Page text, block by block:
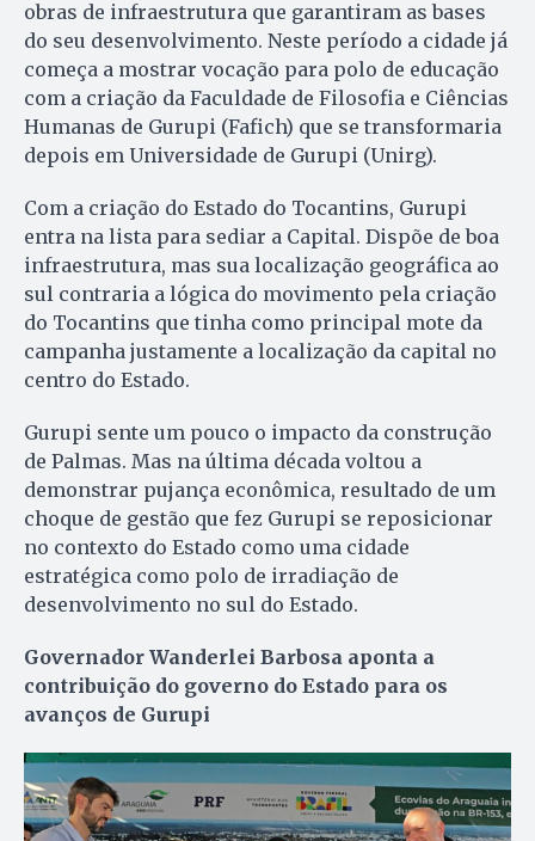
obras de infraestrutura que garantiram as bases
do seu desenvolvimento. Neste período a cidade já
começa a mostrar vocação para polo de educação
com a criação da Faculdade de Filosofia e Ciências
Humanas de Gurupi (Fafich) que se transformaria
depois em Universidade de Gurupi (Unirg).
Com a criação do Estado do Tocantins, Gurupi
entra na lista para sediar a Capital. Dispõe de boa
infraestrutura, mas sua localização geográfica ao
sul contraria a lógica do movimento pela criação
do Tocantins que tinha como principal mote da
campanha justamente a localização da capital no
centro do Estado.
Gurupi sente um pouco o impacto da construção
de Palmas. Mas na última década voltou a
demonstrar pujança econômica, resultado de um
choque de gestão que fez Gurupi se reposicionar
no contexto do Estado como uma cidade
estratégica como polo de irradiação de
desenvolvimento no sul do Estado.
Governador Wanderlei Barbosa aponta a
contribuição do governo do Estado para os
avanços de Gurupi